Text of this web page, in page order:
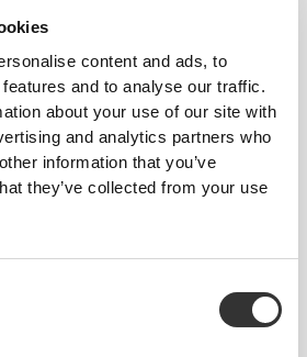
content and ads, to
and to analyse our traffic.
about your use of our site with
and analytics partners who
information that you’ve
they’ve collected from your use
by the customer, CTT delivers only
been shipped, we guarantee a delivery
except if the delivery address is located in a